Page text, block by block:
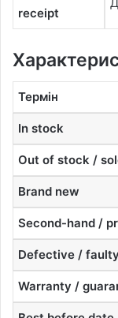
receipt
Термін
In stock
Out of stock /
Brand new
Second-hand /
Defective / faulty
Warranty /